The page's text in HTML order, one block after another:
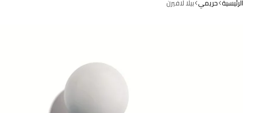
الرئيسية حريمي بيلا لافيرن